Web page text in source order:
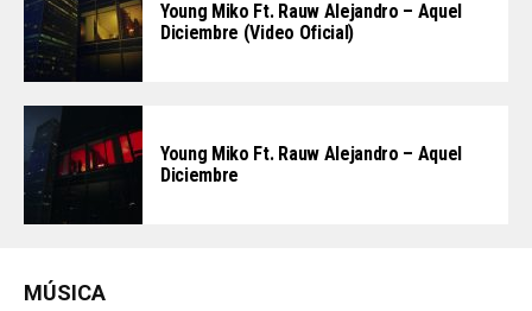
Young Miko Ft. Rauw Alejandro – Aquel
Diciembre (Video Oficial)
Young Miko Ft. Rauw Alejandro – Aquel
Diciembre
MÚSICA